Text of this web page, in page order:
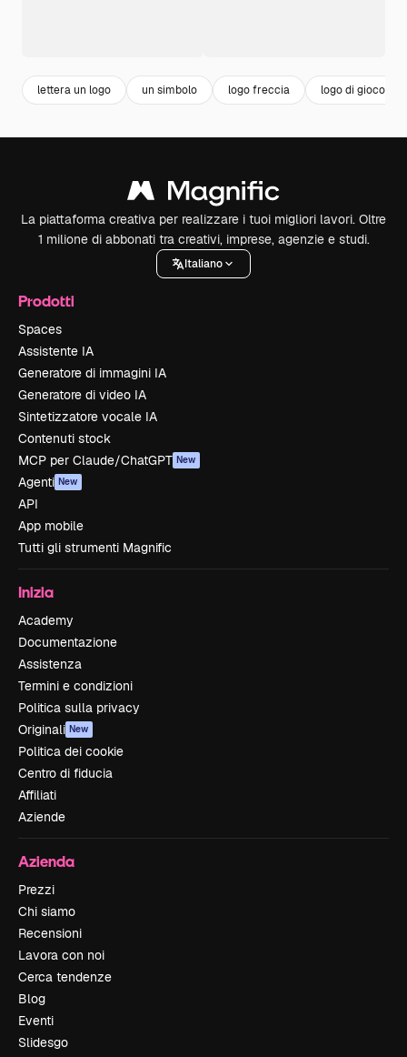
lettera un logo un simbolo logo freccia logo di gioco
La piattaforma creativa per realizzare i tuoi migliori lavori. Oltre
1 milione di abbonati tra creativi, imprese, agenzie e studi.
Italiano
Prodotti
Spaces
Assistente IA
Generatore di immagini IA
Generatore di video IA
Sintetizzatore vocale IA
Contenuti stock
MCP per Claude/ChatGPT New
Agenti New
API
App mobile
Tutti gli strumenti Magnific
Inizia
Academy
Documentazione
Assistenza
Termini e condizioni
Politica sulla privacy
Originali New
Politica dei cookie
Centro di fiducia
Affiliati
Aziende
Azienda
Prezzi
Chi siamo
Recensioni
Lavora con noi
Cerca tendenze
Blog
Eventi
Slidesgo